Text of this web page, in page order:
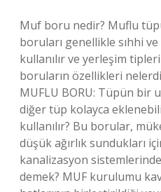
Muf boru nedir? Muflu
boruları genellikle sıhhi
kullanılır ve yerleşim
boruların özellikleri
MUFLU BORU: Tüpün bir
diğer tüp kolayca
kullanılır? Bu borular,
düşük ağırlık sundukları
kanalizasyon
demek? MUF kurulumu